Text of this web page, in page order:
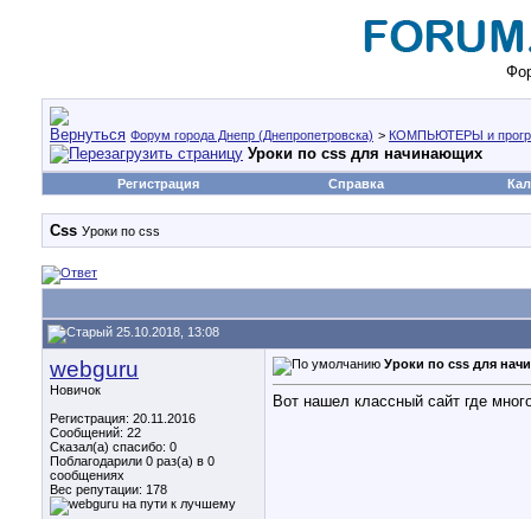
Форум города Днепр (Днепропетровска) > КОМПЬЮТЕРЫ и
Уроки по css для начинающих
Регистрация Справка
Сss Уроки по css
25.10.2018, 13:08
webguru
Новичок
Регистрация: 20.11.2016
Сообщений: 22
Сказал(а) спасибо: 0
Поблагодарили 0 раз(а) в 0
сообщениях
Вес репутации: 178
Уроки по css для
Вот нашел классный сайт где